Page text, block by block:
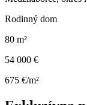
Rodinný dom
80 m²
54 000 €
675 €/m²